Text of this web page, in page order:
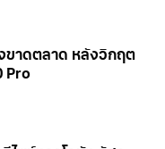
ขาดตลาด หลังวิกฤต
Pro